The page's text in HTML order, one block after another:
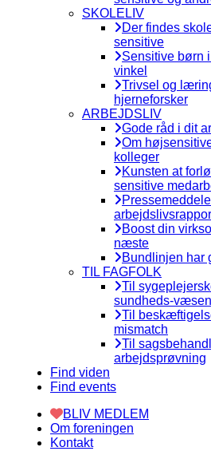
SKOLELIV
Der findes
sensitive
Sensitive børn
vinkel
Trivsel og
hjerneforsker
ARBEJDSLIV
Gode råd i dit
Om
kolleger
Kunsten at
sensitive
Boost din
næste
Bundlinjen har
TIL FAGFOLK
Til
sundheds-
Til
mismatch
Til
arbejdsprøvning
Find viden
Find events
BLIV MEDLEM
Om foreningen
Kontakt